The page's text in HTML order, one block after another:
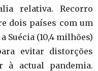
relativa. Recorro
dois países com um
Suécia (10,4 milhões)
evitar distorções
à actual pandemia.